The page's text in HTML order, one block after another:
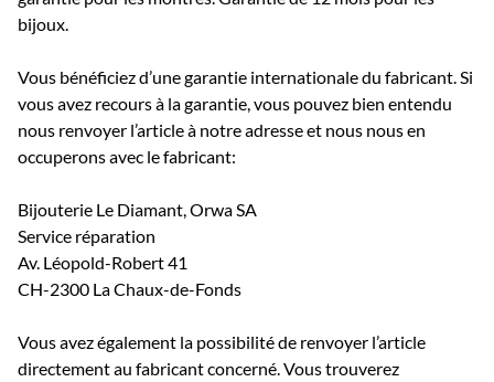
bijoux.
Vous bénéficiez d’une garantie internationale du fabricant. Si
vous avez recours à la garantie, vous pouvez bien entendu
nous renvoyer l’article à notre adresse et nous nous en
occuperons avec le fabricant:
Bijouterie Le Diamant, Orwa SA
Service réparation
Av. Léopold-Robert 41
CH-2300 La Chaux-de-Fonds
Vous avez également la possibilité de renvoyer l’article
directement au fabricant concerné. Vous trouverez